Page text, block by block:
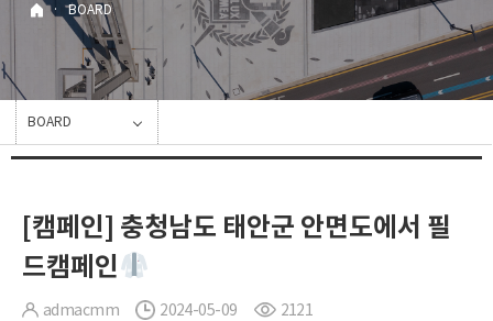
· BOARD
BOARD
[캠페인] 충청남도 태안군 안면도에서 필
드캠페인
admacmm 2024-05-09 2121